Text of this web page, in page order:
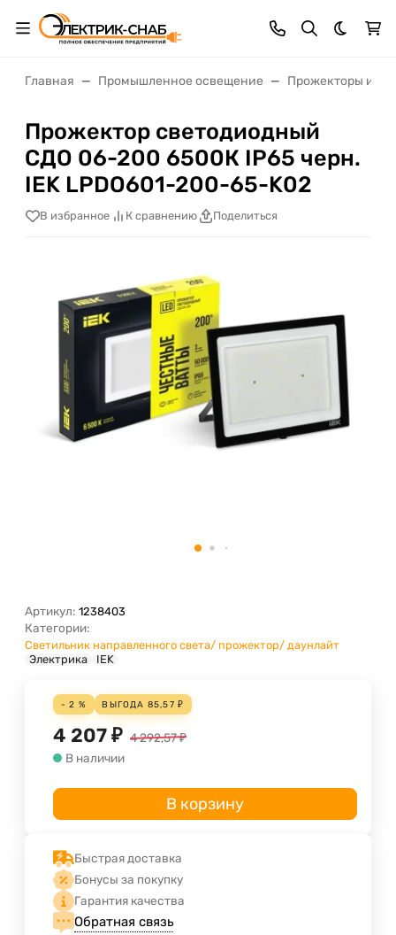
Темная
Главная Промышленное освещение Прожекторы и
Прожектор светодиодный
СДО 06-200 6500К IP65 черн.
IEK LPDO601-200-65-K02
В избранное К сравнению Поделиться
Артикул: 1238403
Категории:
Светильник направленного света/ прожектор/ даунлайт
Электрика
IEK
- 2 % ВЫГОДА 85,57 ₽
4 207 ₽ 4 292,57₽
В наличии
В корзину
Быстрая доставка
Бонусы за покупку
Гарантия качества
Обратная связь